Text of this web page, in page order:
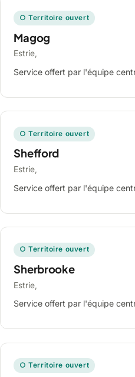
○ Territoire ouvert
Magog
Estrie,
Service offert par l'équipe
○ Territoire ouvert
Shefford
Estrie,
Service offert par l'équipe
○ Territoire ouvert
Sherbrooke
Estrie,
Service offert par l'équipe
○ Territoire ouvert